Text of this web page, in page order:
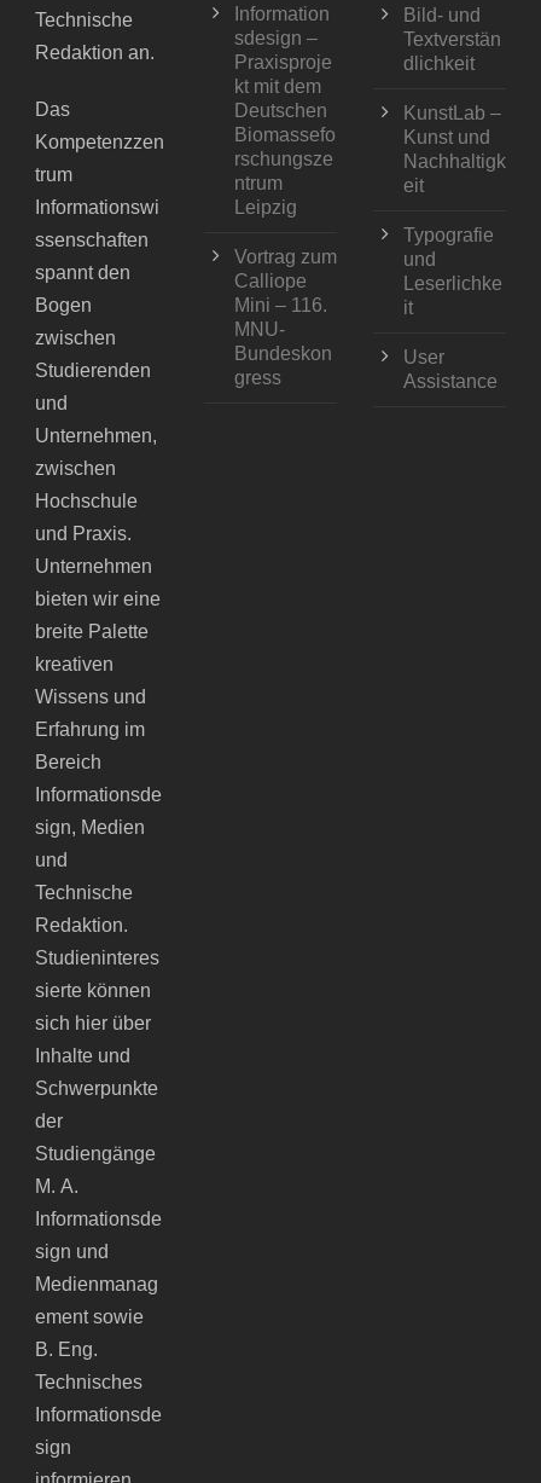
Technische
Redaktion an.
Das
Kompetenzzen
trum
Informationswi
ssenschaften
spannt den
Bogen
zwischen
Studierenden
und
Unternehmen,
zwischen
Hochschule
und Praxis.
Unternehmen
bieten wir eine
breite Palette
kreativen
Wissens und
Erfahrung im
Bereich
Informationsde
sign, Medien
und
Technische
Redaktion.
Studieninteres
sierte können
sich hier über
Inhalte und
Schwerpunkte
der
Studiengänge
M. A.
Informationsde
sign und
Medienmanag
ement sowie
B. Eng.
Technisches
Informationsde
sign
Information
sdesign –
Praxisproje
kt mit dem
Deutschen
Biomassefo
rschungsze
ntrum
Leipzig
Vortrag zum
Calliope
Mini – 116.
MNU-
Bundeskon
gress
Bild- und
Textverstän
dlichkeit
KunstLab –
Kunst und
Nachhaltigk
eit
Typografie
und
Leserlichke
it
User
Assistance